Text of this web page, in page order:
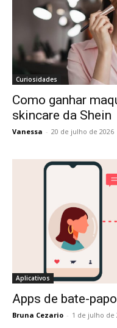
Curiosidades
Como ganhar
skincare da Shein
Vanessa - 20 de julho de 2026
Aplicativos
Apps de bate-
Bruna Cezario - 1 de julho de